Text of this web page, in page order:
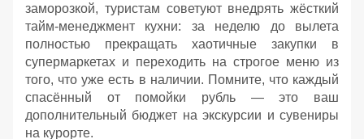
заморозкой, туристам советуют внедрять жёсткий
тайм-менеджмент кухни: за неделю до вылета
полностью прекращать хаотичные закупки в
супермаркетах и переходить на строгое меню из
того, что уже есть в наличии. Помните, что каждый
спасённый от помойки рубль — это ваш
дополнительный бюджет на экскурсии и сувениры
на курорте.